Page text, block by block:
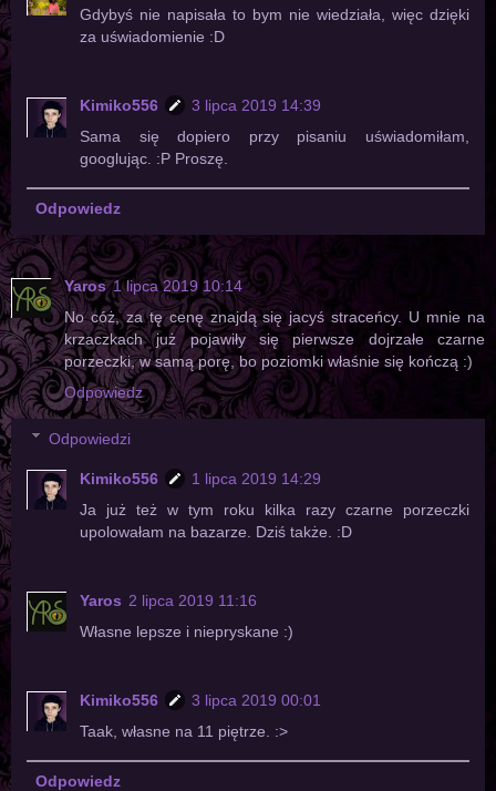
Gdybyś nie napisała to bym nie wiedziała, więc dzięki
za uświadomienie :D
Kimiko556
3 lipca 2019 14:39
Sama się dopiero przy pisaniu uświadomiłam,
googlując. :P Proszę.
Odpowiedz
Yaros 1 lipca 2019 10:14
No cóż, za tę cenę znajdą się jacyś straceńcy. U mnie na
krzaczkach już pojawiły się pierwsze dojrzałe czarne
porzeczki, w samą porę, bo poziomki właśnie się kończą :)
Odpowiedz
Odpowiedzi
Kimiko556
1 lipca 2019 14:29
Ja już też w tym roku kilka razy czarne porzeczki
upolowałam na bazarze. Dziś także. :D
Yaros 2 lipca 2019 11:16
Własne lepsze i niepryskane :)
Kimiko556
3 lipca 2019 00:01
Taak, własne na 11 piętrze. :>
Odpowiedz